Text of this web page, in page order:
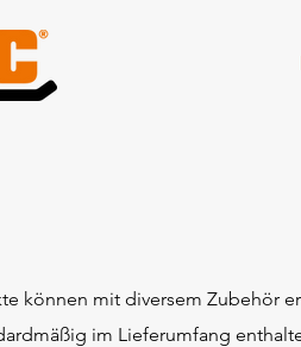
können mit diversem Zubehör
im Lieferumfang